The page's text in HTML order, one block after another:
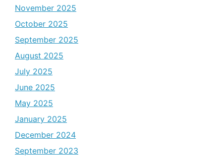
November 2025
October 2025
September 2025
August 2025
July 2025
June 2025
May 2025
January 2025
December 2024
September 2023